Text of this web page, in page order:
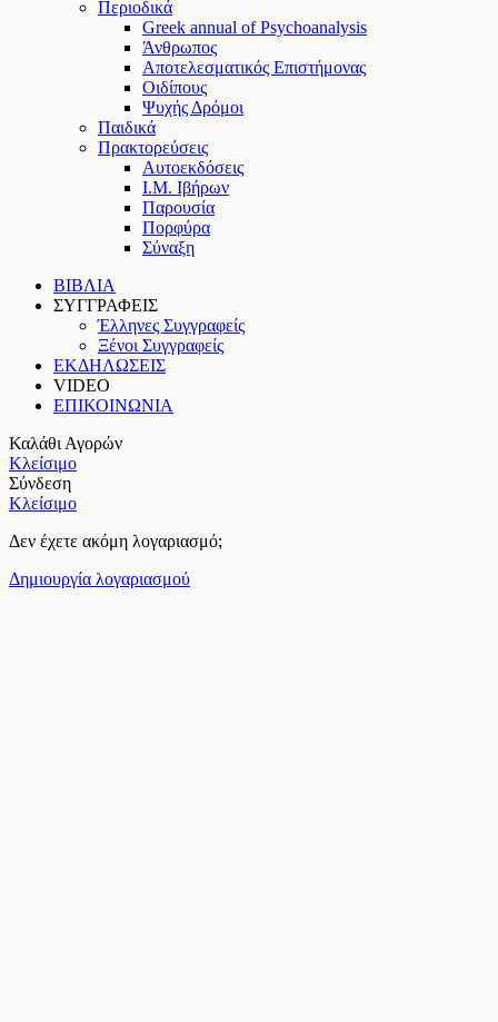
Περιοδικά
Greek annual of Psychoanalysis
Άνθρωπος
Αποτελεσματικός Επιστήμονας
Οιδίπους
Ψυχής Δρόμοι
Παιδικά
Πρακτoρεύσεις
Αυτοεκδόσεις
Ι.Μ. Ιβήρων
Παρουσία
Πορφύρα
Σύναξη
ΒΙΒΛΙΑ
ΣΥΓΓΡΑΦΕΙΣ
Έλληνες Συγγραφείς
Ξένοι Συγγραφείς
ΕΚΔΗΛΩΣΕΙΣ
VIDEO
ΕΠΙΚΟΙΝΩΝΙΑ
Καλάθι Αγορών
Κλείσιμο
Σύνδεση
Κλείσιμο
Δεν έχετε ακόμη λογαριασμό;
Δημιουργία λογαριασμού